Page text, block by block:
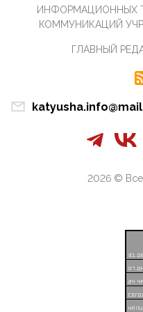
Те, кто стоят за
инокультурных
Благодаря знакомым,
истории с
Снова о главном на
захватил "малое небо"
08:05, 09 Апреля 2026
А пока армия нашей
продолжает
ИНФОРМАЦИОННЫХ
КОММУНИКАЦИЙ
ГЛАВНЫЙ
2026 ©